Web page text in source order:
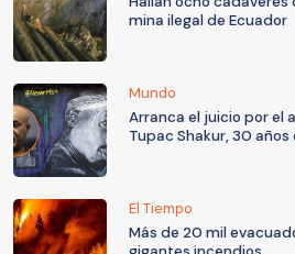
mina ilegal de Ecuador
Mundo
Arranca el juicio por el
Tupac Shakur, 30 años
El Tiempo
Más de 20 mil